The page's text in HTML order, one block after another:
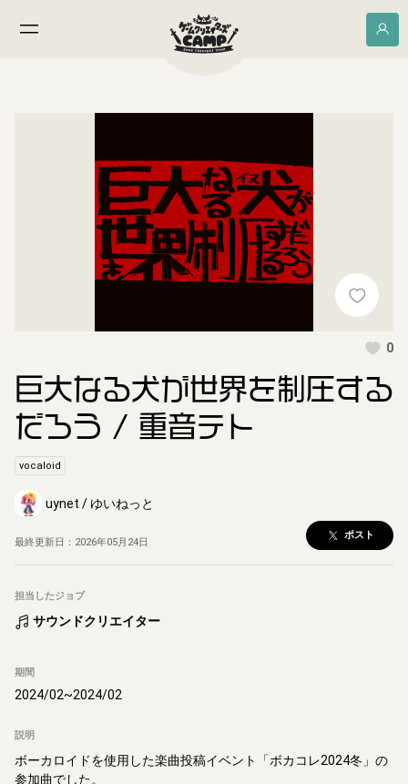
0
巨大なる犬が世界を制圧する
だろう / 重音テト
vocaloid
uynet / ゆいねっと
最終更新日： 2026年05月24日
ポスト
担当したジョブ
サウンドクリエイター
期間
2024/02~2024/02
説明
ボーカロイドを使用した楽曲投稿イベント「ボカコレ2024冬」の
参加曲でした。